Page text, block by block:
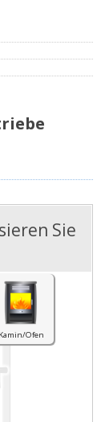
Sie
Kamin/Ofen